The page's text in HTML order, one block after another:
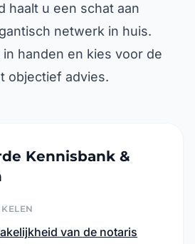
haalt u een schat aan
netwerk in huis.
handen en kies voor de
objectief advies.
Kennisbank &
van de notaris